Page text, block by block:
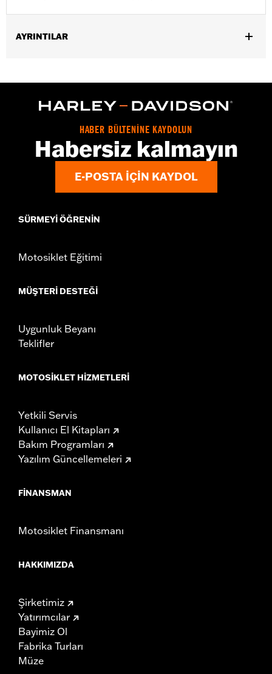
AYRINTILAR
Functional Features:Button Front,Adjustable Sleeve Cuffs
d.com/warrantyfor full details
HABER BÜLTENİNE KAYDOLUN
Habersiz kalmayın
E-POSTA IÇIN KAYDOL
SÜRMEYI ÖĞRENIN
Motosiklet Eğitimi
MÜŞTERI DESTEĞI
Uygunluk Beyanı
Teklifler
MOTOSIKLET HIZMETLERI
Yetkili Servis
Kullanıcı El Kitapları
Bakım Programları
Yazılım Güncellemeleri
FINANSMAN
Motosiklet Finansmanı
HAKKIMIZDA
Şirketimiz
Yatırımcılar
Bayimiz Ol
Fabrika Turları
Müze